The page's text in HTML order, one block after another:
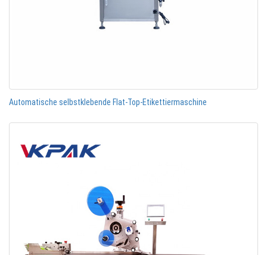
Automatische selbstklebende Flat-Top-Etikettiermaschine